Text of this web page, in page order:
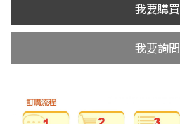
我要購買
我要詢問